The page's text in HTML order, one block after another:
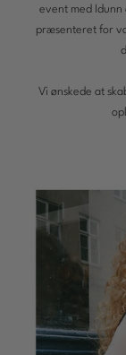
event med
præsenteret for
Vi ønskede at